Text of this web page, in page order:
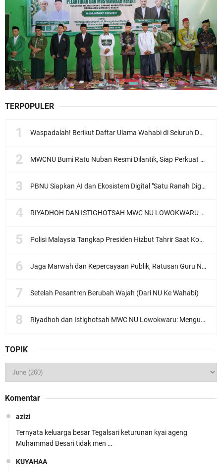
TERPOPULER
Waspadalah! Berikut Daftar Ulama Wahabi di Seluruh Dunia dan Karya-karyanya
MWCNU Bumi Ratu Nuban Resmi Dilantik, Siap Perkuat Organisasi dan Khidmat untuk Umat
PBNU Siapkan AI dan Ekosistem Digital "Satu Ranah Digital untuk Ulama", Siap Diluncurkan dalam Waktu Dekat!
RIYADHOH DAN ISTIGHOTSAH MWC NU LOWOKWARU Menyambut Muktamar NU ke-35, Meneguhkan Sanad Laku Para Muassis
Polisi Malaysia Tangkap Presiden Hizbut Tahrir Saat Konferensi Pers
Jaga Marwah dan Kepercayaan Publik, Ratusan Guru Ngaji Kota Malang Serukan Deklarasi Ramah Anak
Setelah Pesantren Berubah Wajah (Dari NU Ke Wahabi)
Riyadhoh dan Istighotsah MWC NU Lowokwaru: Menguatkan Doa, Menjalin Ukhuwah Menyambut Muktamar NU ke-35
TOPIK
Komentar
azizi
Ternyata keluarga besar Tegalsari keturunan kyai ageng
Muhammad Besari tidak men …
KUYAHAA